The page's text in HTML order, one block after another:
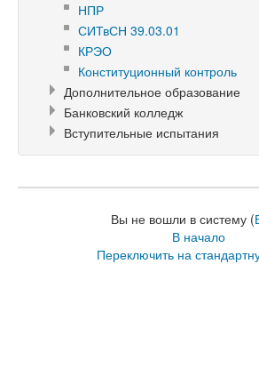
НПР
СИТвСН 39.03.01
КРЭО
Конституционный контроль
Дополнительное образование
Банковский колледж
Вступительные испытания
Вы не вошли в систему (
В начало
Переключить на